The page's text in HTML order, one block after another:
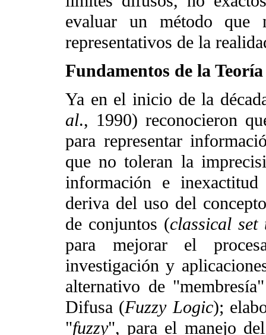
evaluar un método que
representativos de la
Fundamentos de la
Ya en el inicio de la
al., 1990) reconocieron
para representar
que no toleran la
información e
deriva del uso del
de conjuntos (classical set
para mejorar el
investigación y
alternativo de
Difusa (Fuzzy Logic);
"fuzzy", para el manejo